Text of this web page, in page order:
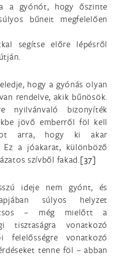
a gyónót, hogy őszinte
bűneit megfelelően
segítse előre lépésről
hogy a gyónás olyan
rendelve, akik bűnösök.
nyilvánvaló bizonyíték
jövő emberről föl kell
arra, hogy ki akar
Ez a jóakarat, különböző
szívből fakad.[37]
ideje nem gyónt, és
súlyos helyzet
– még mielőtt a
tisztaságra vonatkozó
vonatkozó
tenne föl – abban